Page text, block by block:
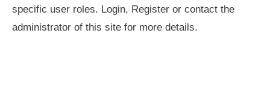
specific user roles. Login, Register or contact the
administrator of this site for more details.